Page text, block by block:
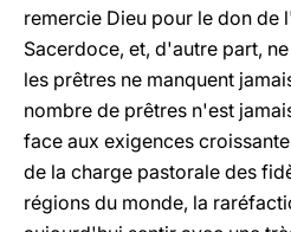
remercie Dieu pour le don de
Sacerdoce, et, d'autre part,
les prêtres ne manquent
nombre de prêtres n'est
face aux exigences
de la charge pastorale des
régions du monde, la